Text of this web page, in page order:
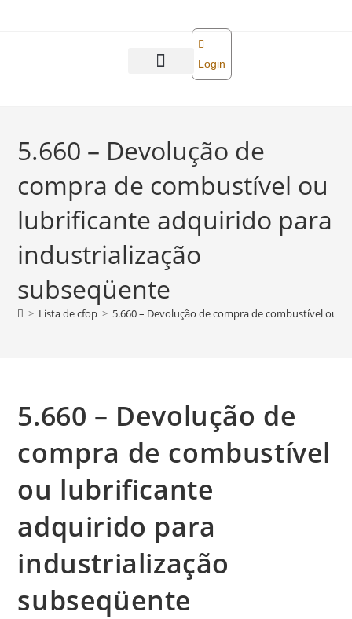
Login
5.660 – Devolução de
compra de combustível ou
lubrificante adquirido para
industrialização
subseqüente
> Lista de cfop > 5.660 – Devolução de compra de combustível ou
5.660 – Devolução de
compra de combustível
ou lubrificante
adquirido para
industrialização
subseqüente